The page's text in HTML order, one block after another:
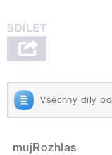
Všechny díly
mujRozhlas